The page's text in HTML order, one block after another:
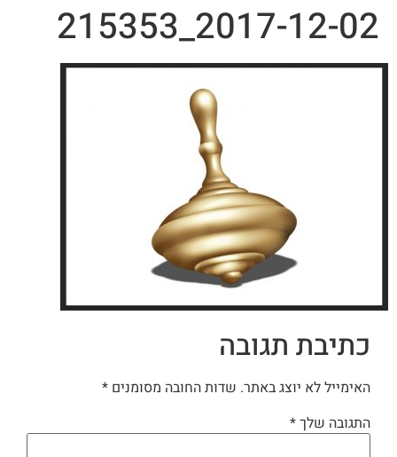
2017-12-02_215353
כתיבת תגובה
האימייל לא יוצג באתר. שדות החובה מסומנים *
התגובה שלך*